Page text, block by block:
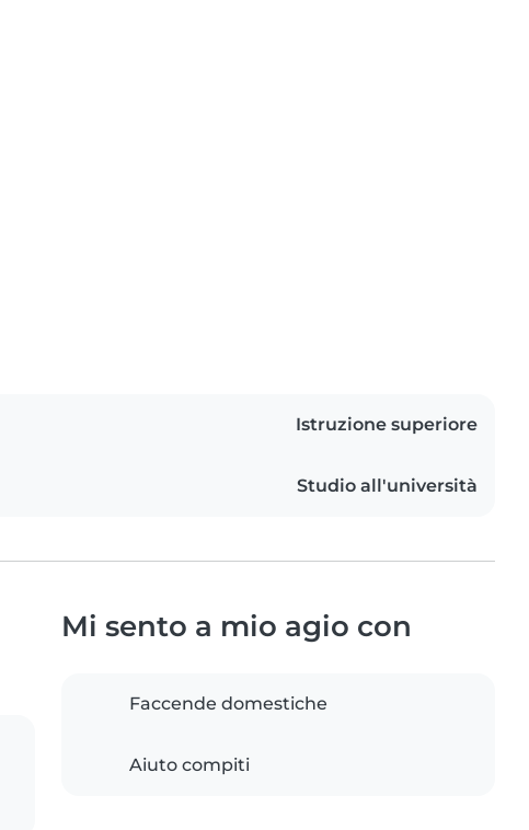
Istruzione superiore
Studio all'università
Mi sento a mio agio con
Faccende domestiche
Aiuto compiti